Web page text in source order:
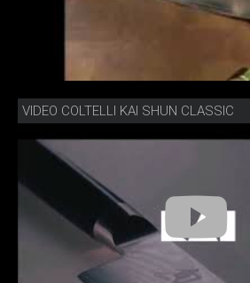
VIDEO COLTELLI KAI SHUN CLASSIC